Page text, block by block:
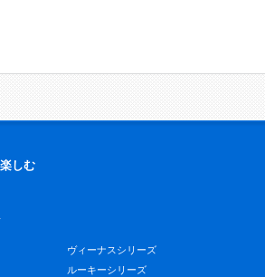
しむ
ヴィーナスシリーズ
ルーキーシリーズ